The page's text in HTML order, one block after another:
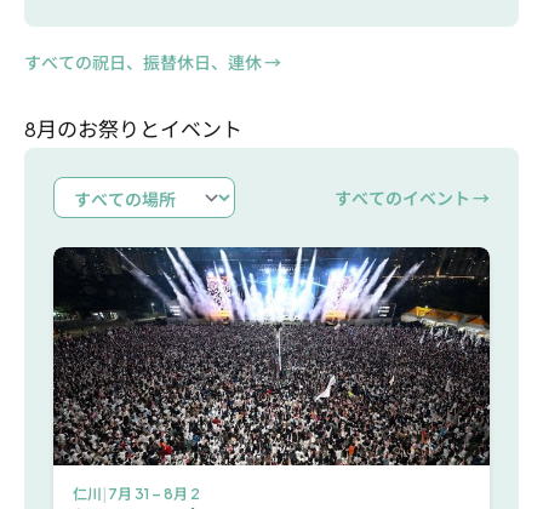
すべての祝日、振替休日、連休 →
8月のお祭りとイベント
すべてのイベント →
仁川 7月 31 – 8月 2